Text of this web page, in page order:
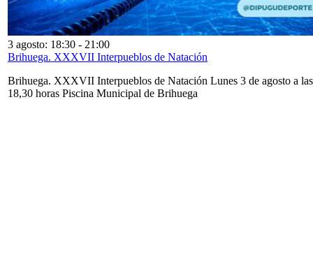
3 agosto: 18:30 - 21:00
Brihuega. XXXVII Interpueblos de Natación
Brihuega. XXXVII Interpueblos de Natación Lunes 3 de agosto a las
18,30 horas Piscina Municipal de Brihuega